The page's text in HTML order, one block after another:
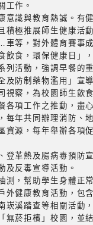
工作。
意識與教育熱誠。有
積極推展師生健康活
等，對外體育賽事
飲食，環保健康日」
列活動，強調早餐的
及防制藥物濫用」宣
視察，為校園師生飲
各項工作之推動，盡
每年共同辦理消防、
資源，每年舉辦各項
登革熱及腸病毒預防
及反毒宣導活動。
測，幫助學生身體正
外健康教育活動，包
崁溪踏查等相關活動
無菸拒檳」校園，並